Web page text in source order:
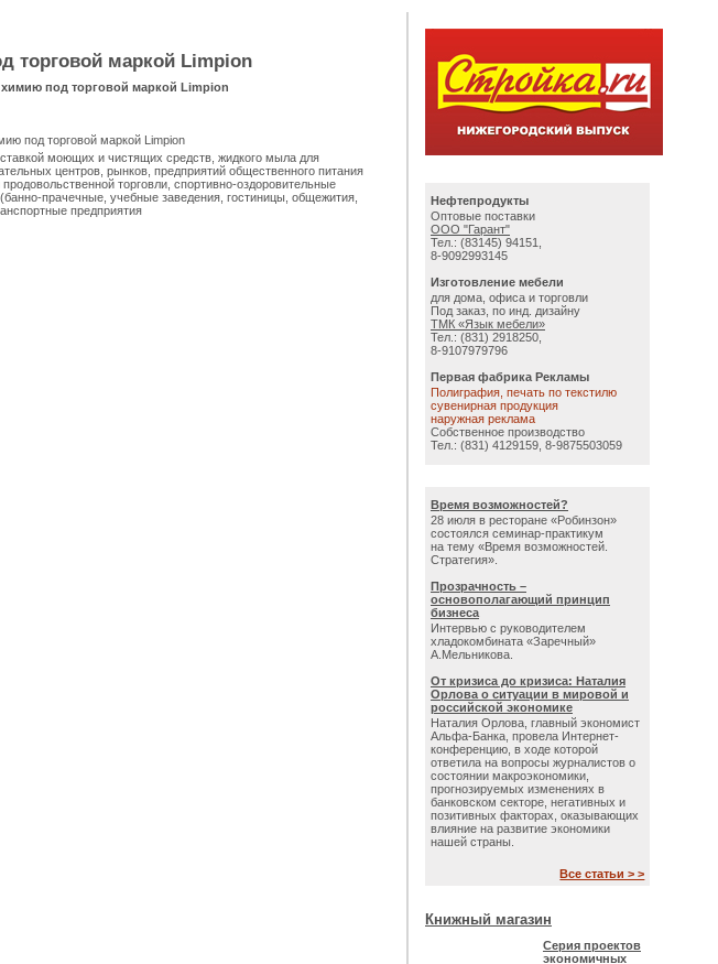
торговой маркой Limpion
под торговой маркой Limpion
под торговой маркой Limpion
моющих и чистящих средств, жидкого мыла для
центров, рынков, предприятий общественного питания
торговли, спортивно-оздоровительные
прачечные, учебные заведения, гостиницы, общежития,
предприятия
Нефтепродукты
Оптовые поставки
ООО "Гарант"
Тел.: (83145) 94151,
8-9092993145
Изготовление мебели
для дома, офиса и торговли
Под заказ, по инд. дизайну
ТМК «Язык мебели»
Тел.: (831) 2918250,
8-9107979796
Первая фабрика Рекламы
Полиграфия, печать по текстилю
сувенирная продукция
наружная реклама
Собственное производство
Тел.: (831) 4129159, 8-9875503059
Время возможностей?
28 июля в ресторане «Робинзон»
состоялся семинар-практикум
на тему «Время возможностей.
Стратегия».
Прозрачность –
основополагающий принцип
бизнеса
Интервью с руководителем
хладокомбината «Заречный»
А.Мельникова.
От кризиса до кризиса: Наталия
Орлова о ситуации в мировой и
российской экономике
Наталия Орлова, главный экономист
Альфа-Банка, провела Интернет-
конференцию, в ходе которой
ответила на вопросы журналистов о
состоянии макроэкономики,
прогнозируемых изменениях в
банковском секторе, негативных и
позитивных факторах, оказывающих
влияние на развитие экономики
нашей страны.
Все статьи > >
Книжный магазин
Серия проектов
экономичных